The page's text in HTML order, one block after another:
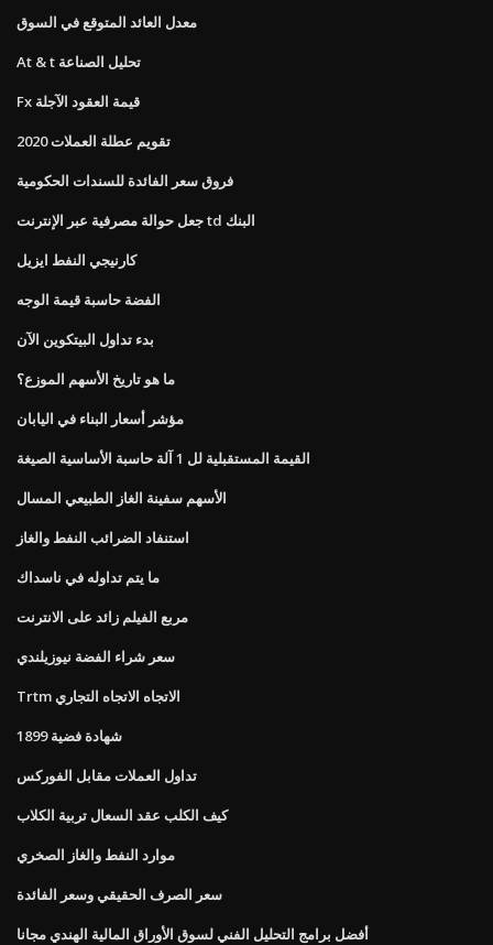
معدل العائد المتوقع في السوق
At & t تحليل الصناعة
Fx قيمة العقود الآجلة
تقويم عطلة العملات 2020
فروق سعر الفائدة للسندات الحكومية
جعل حوالة مصرفية عبر الإنترنت td البنك
كارنيجي النفط ايزيل
الفضة حاسبة قيمة الوجه
بدء تداول البيتكوين الآن
ما هو تاريخ الأسهم الموزع؟
مؤشر أسعار البناء في اليابان
القيمة المستقبلية لل 1 آلة حاسبة الأساسية الصيغة
الأسهم سفينة الغاز الطبيعي المسال
استنفاد الضرائب النفط والغاز
ما يتم تداوله في ناسداك
مربع الفيلم زائد على الانترنت
سعر شراء الفضة نيوزيلندي
Trtm الاتجاه الاتجاه التجاري
1899 شهادة فضية
تداول العملات مقابل الفوركس
كيف الكلب عقد السعال تربية الكلاب
موارد النفط والغاز الصخري
سعر الصرف الحقيقي وسعر الفائدة
أفضل برامج التحليل الفني لسوق الأوراق المالية الهندي مجانا